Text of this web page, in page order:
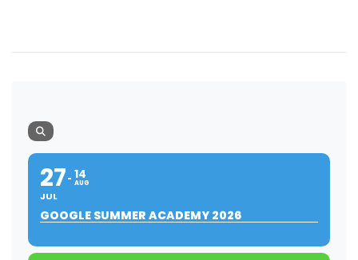
27
JUL
14
AUG
GOOGLE SUMMER ACADEMY 2026